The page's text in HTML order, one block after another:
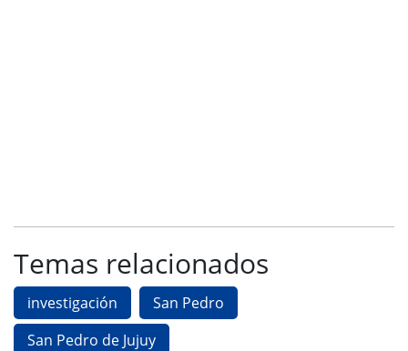
Temas relacionados
investigación
San Pedro
San Pedro de Jujuy